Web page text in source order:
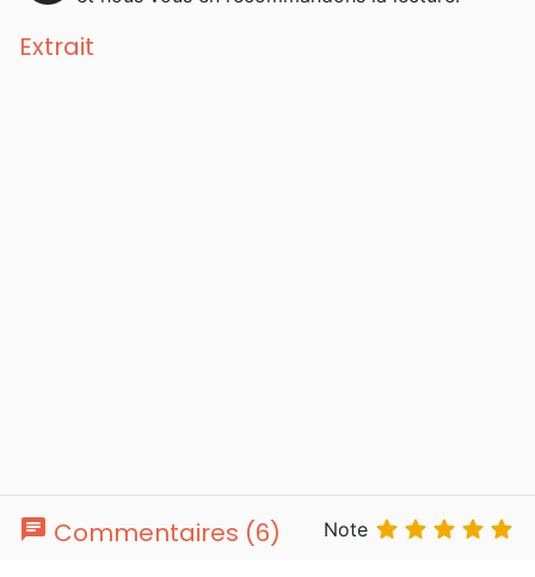
Extrait
chat Commentaires (6) Note     